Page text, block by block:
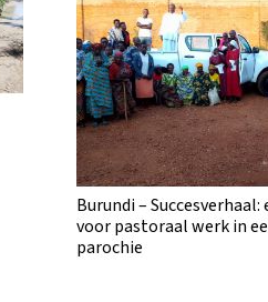
Burundi –
voor pastoraal werk in
parochie